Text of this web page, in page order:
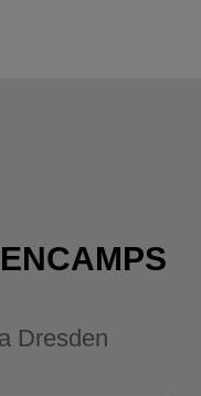
Dresden